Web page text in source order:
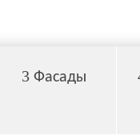
3Фасады